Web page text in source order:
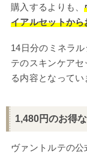
購入するよりも、
イアルセットか
14日分のミネラ
テのスキンケア
る内容となってい
1,480円のお得
ヴァントルテの